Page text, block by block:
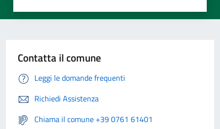
Contatta il comune
Leggi le domande frequenti
Richiedi Assistenza
Chiama il comune +39 0761 61401